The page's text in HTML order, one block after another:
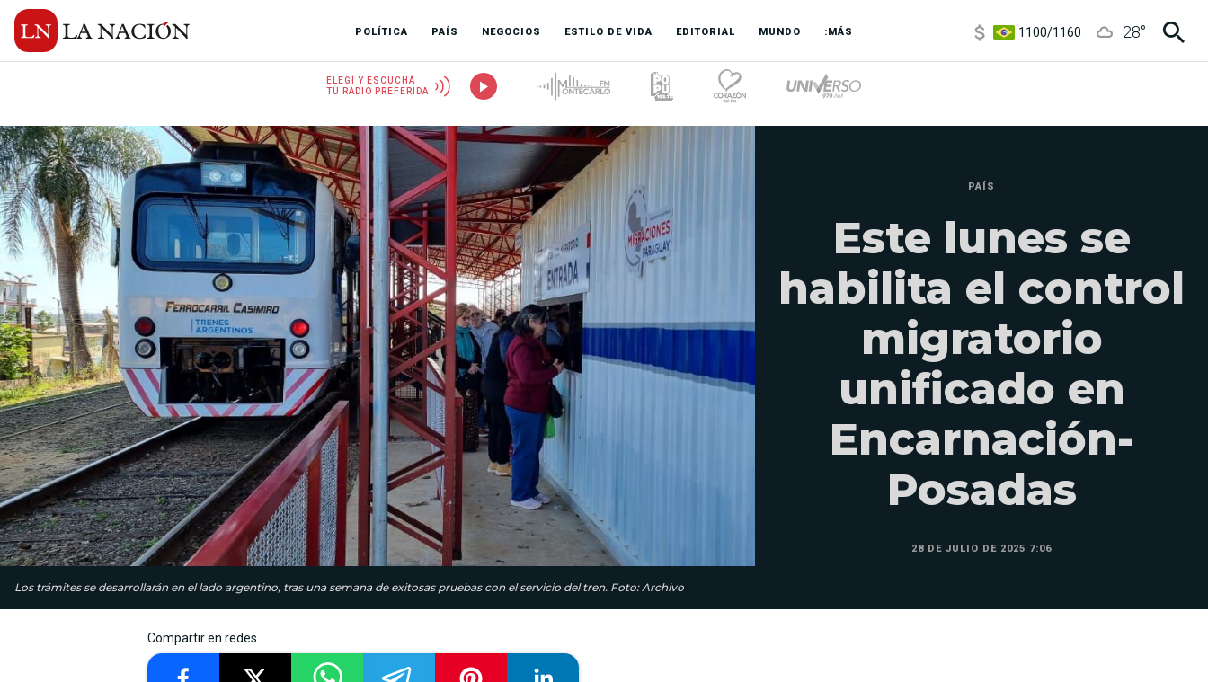
POLÍTICA PAÍS NEGOCIOS ESTILO DE VIDA EDITORIAL MUNDO :MÁS
1100/1160
28°
ELEGÍ Y ESCUCHÁ
TU RADIO PREFERIDA
Los trámites se desarrollarán en el lado argentino, tras una semana de exitosas pruebas con el servicio del tren. Foto: Archivo
PAÍS
Este lunes se
habilita el control
migratorio
unificado en
Encarnación-
Posadas
28 DE JULIO DE 2025 7:06
Compartir en redes